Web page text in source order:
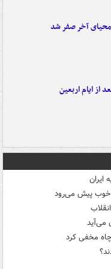
محیای آخر صفر شد
از ایام اربعین
ایران
خوب پیش می‌رود
می‌آید
مخفی کرد